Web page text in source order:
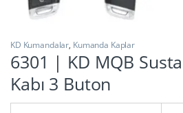
KD Kumandalar, Kumanda Kaplar
6301 | KD MQB
Kabı 3 Buton